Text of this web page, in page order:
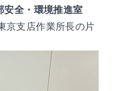
全・環境推進室
京支店作業所長の片